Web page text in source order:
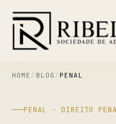
HOME / BLOG / PENAL
PENAL · DIREITO